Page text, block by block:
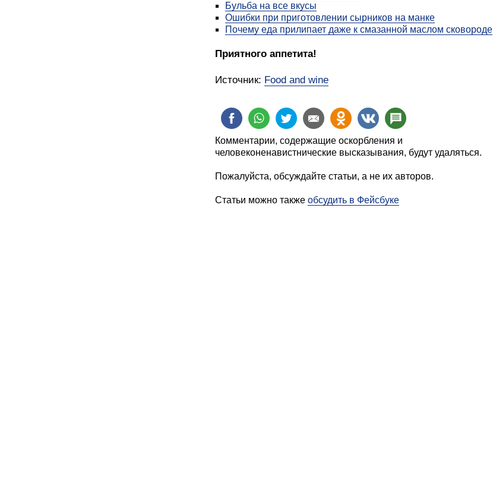
Бульба на все вкусы
Ошибки при приготовлении сырников на манке
Почему еда прилипает даже к смазанной маслом сковороде
Приятного аппетита!
Источник: Food and wine
Комментарии, содержащие оскорбления и
человеконенавистнические высказывания, будут удаляться.
Пожалуйста, обсуждайте статьи, а не их авторов.
Статьи можно также обсудить в Фейсбуке